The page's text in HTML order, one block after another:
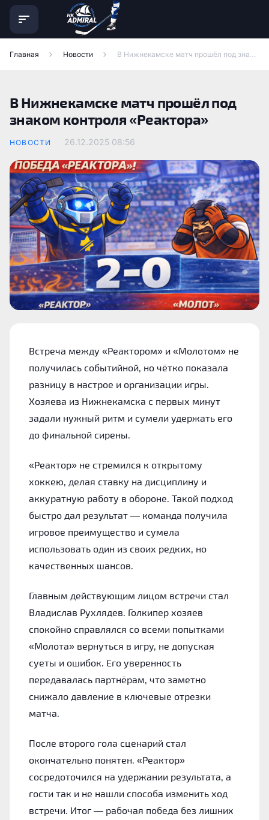
Главная Новости В Нижнекамске матч прошёл под знаком контроля «Реактора»
В Нижнекамске матч прошёл под
знаком контроля «Реактора»
НОВОСТИ 26.12.2025 08:56
Встреча между «Реактором» и «Молотом» не
получилась событийной, но чётко показала
разницу в настрое и организации игры.
Хозяева из Нижнекамска с первых минут
задали нужный ритм и сумели удержать его
до финальной сирены.
«Реактор» не стремился к открытому
хоккею, делая ставку на дисциплину и
аккуратную работу в обороне. Такой подход
быстро дал результат — команда получила
игровое преимущество и сумела
использовать один из своих редких, но
качественных шансов.
Главным действующим лицом встречи стал
Владислав Рухлядев. Голкипер хозяев
спокойно справлялся со всеми попытками
«Молота» вернуться в игру, не допуская
суеты и ошибок. Его уверенность
передавалась партнёрам, что заметно
снижало давление в ключевые отрезки
матча.
После второго гола сценарий стал
окончательно понятен. «Реактор»
сосредоточился на удержании результата, а
гости так и не нашли способа изменить ход
встречи. Итог — рабочая победа без лишних